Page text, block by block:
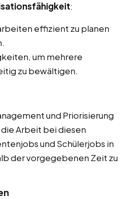
:
effizient zu planen
um mehrere
zu bewältigen.
und Priorisierung
Arbeit bei diesen
und Schülerjobs in
der vorgegebenen Zeit zu